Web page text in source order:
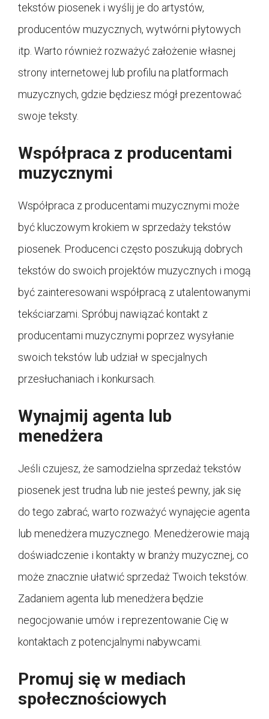
tekstów piosenek i wyślij je do artystów,
producentów muzycznych, wytwórni płytowych
itp. Warto również rozważyć założenie własnej
strony internetowej lub profilu na platformach
muzycznych, gdzie będziesz mógł prezentować
swoje teksty.
Współpraca z producentami
muzycznymi
Współpraca z producentami muzycznymi może
być kluczowym krokiem w sprzedaży tekstów
piosenek. Producenci często poszukują dobrych
tekstów do swoich projektów muzycznych i mogą
być zainteresowani współpracą z utalentowanymi
tekściarzami. Spróbuj nawiązać kontakt z
producentami muzycznymi poprzez wysyłanie
swoich tekstów lub udział w specjalnych
przesłuchaniach i konkursach.
Wynajmij agenta lub
menedżera
Jeśli czujesz, że samodzielna sprzedaż tekstów
piosenek jest trudna lub nie jesteś pewny, jak się
do tego zabrać, warto rozważyć wynajęcie agenta
lub menedżera muzycznego. Menedżerowie mają
doświadczenie i kontakty w branży muzycznej, co
może znacznie ułatwić sprzedaż Twoich tekstów.
Zadaniem agenta lub menedżera będzie
negocjowanie umów i reprezentowanie Cię w
kontaktach z potencjalnymi nabywcami.
Promuj się w mediach
społecznościowych